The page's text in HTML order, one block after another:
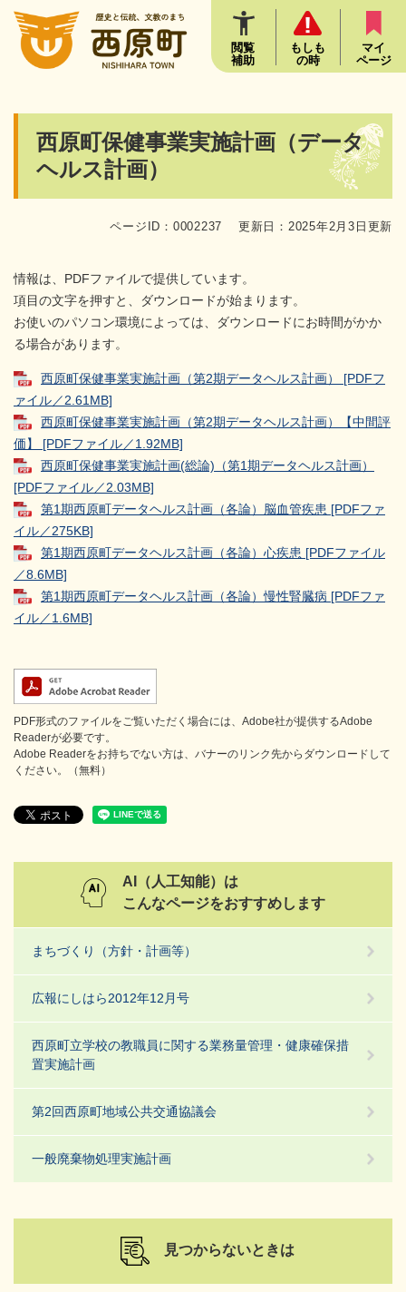
メニューを飛ばして本文へ
閲覧
補助
もしも
の時
マイ
ページ
西原町保健事業実施計画（データ
ヘルス計画）
ページID：0002237 更新日：2025年2月3日更新
情報は、PDFファイルで提供しています。
項目の文字を押すと、ダウンロードが始まります。
お使いのパソコン環境によっては、ダウンロードにお時間がかか
る場合があります。
西原町保健事業実施計画（第2期データヘルス計画） [PDFフ
ァイル／2.61MB]
西原町保健事業実施計画（第2期データヘルス計画）【中間評
価】 [PDFファイル／1.92MB]
西原町保健事業実施計画(総論)（第1期データヘルス計画）
[PDFファイル／2.03MB]
第1期西原町データヘルス計画（各論）脳血管疾患 [PDFファ
イル／275KB]
第1期西原町データヘルス計画（各論）心疾患 [PDFファイル
／8.6MB]
第1期西原町データヘルス計画（各論）慢性腎臓病 [PDFファ
イル／1.6MB]
PDF形式のファイルをご覧いただく場合には、Adobe社が提供するAdobe
Readerが必要です。
Adobe Readerをお持ちでない方は、バナーのリンク先からダウンロードして
ください。（無料）
AI（人工知能）は
こんなページをおすすめします
まちづくり（方針・計画等）
広報にしはら2012年12月号
西原町立学校の教職員に関する業務量管理・健康確保措
置実施計画
第2回西原町地域公共交通協議会
一般廃棄物処理実施計画
見つからないときは